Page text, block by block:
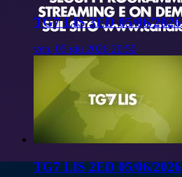
TG7 LIS 3ED 05/06/2026
ven, 05 giu 2026 20:50
TG7 LIS 2ED 05/06/2026